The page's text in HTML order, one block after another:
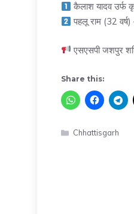
कैलाश यादव उर्फ
पहलू राम (32 वर्ष)
एसएसपी जशपुर
Share this:
Categories
Chhattisgarh